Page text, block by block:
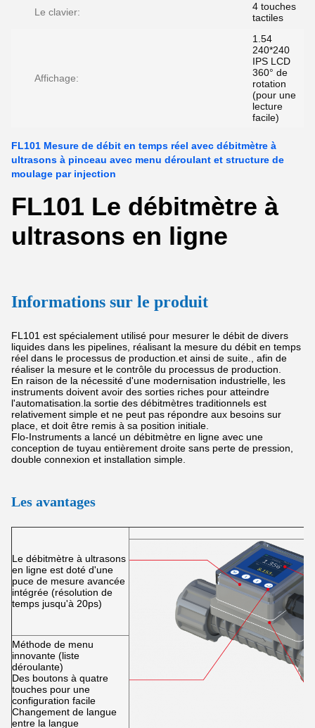
Le clavier:
4 touches
tactiles
Affichage:
1.54
240*240
IPS LCD
360° de
rotation
(pour une
lecture
facile)
FL101 Mesure de débit en temps réel avec débitmètre à
ultrasons à pinceau avec menu déroulant et structure de
moulage par injection
FL101 Le débitmètre à
ultrasons en ligne
Informations sur le produit
FL101 est spécialement utilisé pour mesurer le débit de divers
liquides dans les pipelines, réalisant la mesure du débit en temps
réel dans le processus de production.et ainsi de suite., afin de
réaliser la mesure et le contrôle du processus de production.
En raison de la nécessité d'une modernisation industrielle, les
instruments doivent avoir des sorties riches pour atteindre
l'automatisation.la sortie des débitmètres traditionnels est
relativement simple et ne peut pas répondre aux besoins sur
place, et doit être remis à sa position initiale.
Flo-Instruments a lancé un débitmètre en ligne avec une
conception de tuyau entièrement droite sans perte de pression,
double connexion et installation simple.
Les avantages
Le débitmètre à ultrasons
en ligne est doté d'une
puce de mesure avancée
intégrée (résolution de
temps jusqu'à 20ps)
Méthode de menu
innovante (liste
déroulante)
Des boutons à quatre
touches pour une
configuration facile
Changement de langue
entre la langue